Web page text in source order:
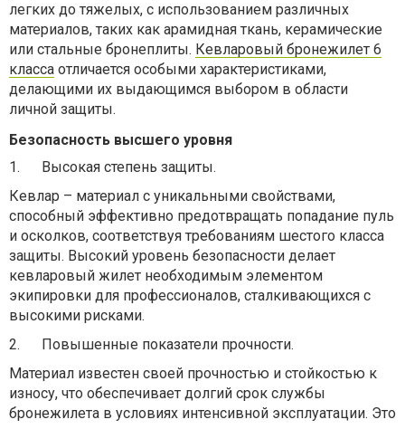
легких до тяжелых, с использованием различных
материалов, таких как арамидная ткань, керамические
или стальные бронеплиты. Кевларовый бронежилет 6
класса отличается особыми характеристиками,
делающими их выдающимся выбором в области
личной защиты.
Безопасность высшего уровня
1.
Высокая степень защиты.
Кевлар – материал с уникальными свойствами,
способный эффективно предотвращать попадание пуль
и осколков, соответствуя требованиям шестого класса
защиты. Высокий уровень безопасности делает
кевларовый жилет необходимым элементом
экипировки для профессионалов, сталкивающихся с
высокими рисками.
2.
Повышенные показатели прочности.
Материал известен своей прочностью и стойкостью к
износу, что обеспечивает долгий срок службы
бронежилета в условиях интенсивной эксплуатации. Это